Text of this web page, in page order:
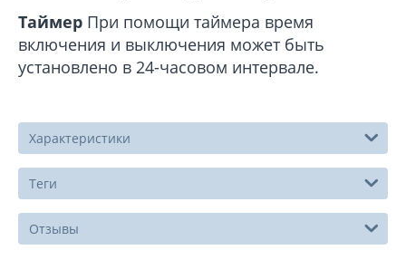
Таймер При помощи таймера время
включения и выключения может быть
установлено в 24-часовом интервале.
Характеристики
Теги
Отзывы